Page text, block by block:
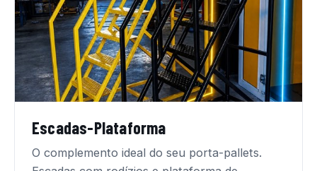
Escadas-Plataforma
O complemento ideal do seu porta-pallets.